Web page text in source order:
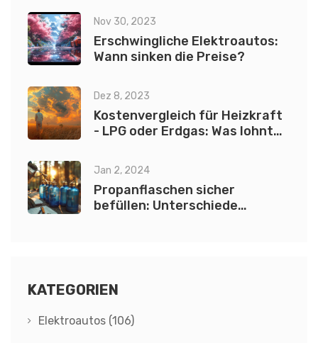
Nov 30, 2023
Erschwingliche Elektroautos:
Wann sinken die Preise?
Dez 8, 2023
Kostenvergleich für Heizkraft
- LPG oder Erdgas: Was lohnt
Jan 2, 2024
Propanflaschen sicher
befüllen: Unterschiede
KATEGORIEN
Elektroautos (106)